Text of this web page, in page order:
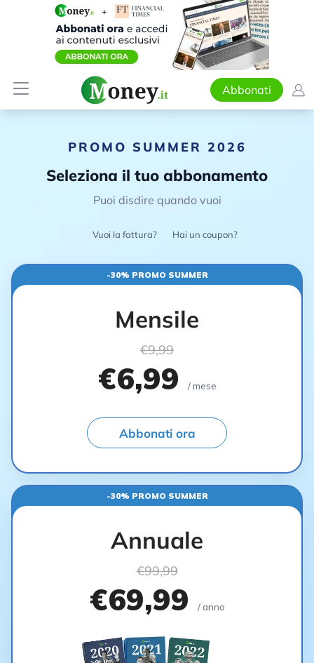
Abbonati
PROMO SUMMER 2026
Seleziona il tuo abbonamento
Puoi disdire quando vuoi
Vuoi la fattura? Hai un coupon?
-30% PROMO SUMMER
Mensile
€9,99
€6,99 / mese
Abbonati ora
-30% PROMO SUMMER
Annuale
€99,99
€69,99 / anno